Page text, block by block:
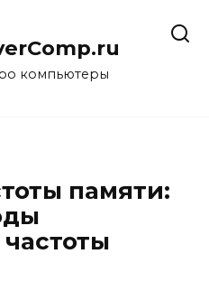
компьютеры
памяти: